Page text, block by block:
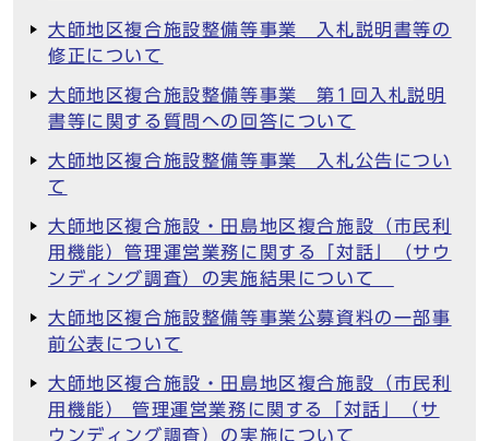
大師地区複合施設整備等事業 入札説明書等の
修正について
大師地区複合施設整備等事業 第1回入札説明
書等に関する質問への回答について
大師地区複合施設整備等事業 入札公告につい
て
大師地区複合施設・田島地区複合施設（市民利
用機能）管理運営業務に関する「対話」（サウ
ンディング調査）の実施結果について
大師地区複合施設整備等事業公募資料の一部事
前公表について
大師地区複合施設・田島地区複合施設（市民利
用機能） 管理運営業務に関する「対話」（サ
ウンディング調査）の実施について